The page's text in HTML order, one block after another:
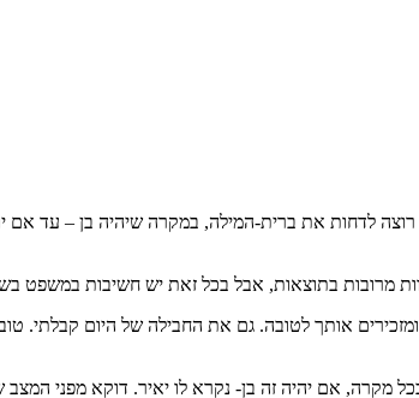
לדחות את ברית-המילה, במקרה שיהיה בן – עד אם
אותך לטובה. גם את החבילה של היום
מקרה, אם יהיה זה בן- נקרא לו יאיר. דוקא מפני